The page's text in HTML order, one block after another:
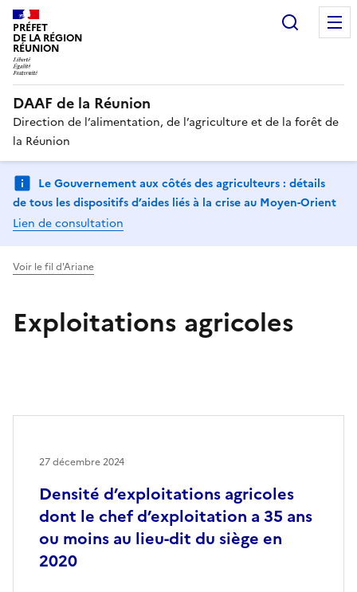
PRÉFET
DE LA RÉGION
RÉUNION
DAAF de la Réunion
Direction de l’alimentation, de l’agriculture et de la forêt de
la Réunion
Le Gouvernement aux côtés des agriculteurs : détails
de tous les dispositifs d’aides liés à la crise au Moyen-Orient
Lien de consultation
Voir le fil d'Ariane
Exploitations agricoles
Densité d’exploitations agricoles
dont le chef d’exploitation a 35 ans
ou moins au lieu-dit du siège en
2020
27 décembre 2024